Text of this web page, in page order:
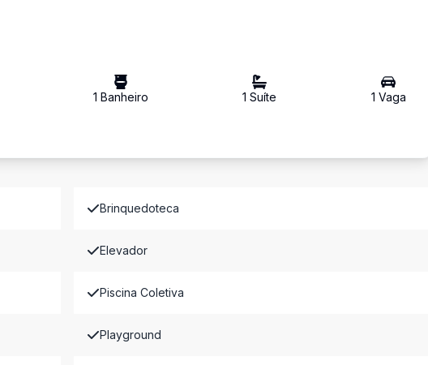
1 Banheiro 1 Suíte 1 Vaga
Brinquedoteca
Elevador
Piscina Coletiva
Playground